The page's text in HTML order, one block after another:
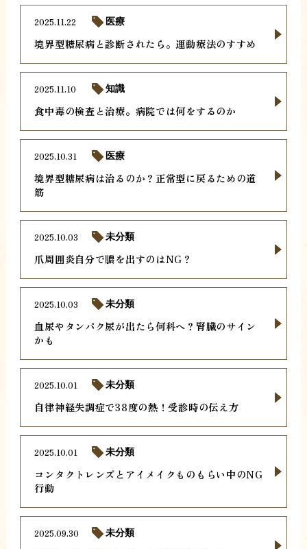
境界型糖尿病と診断されたら。運動療法のすすめ
2025.11.22 医療
食中毒の検査と治療。病院では何をするのか
2025.11.10 知識
境界型糖尿病は治るのか？正常型に戻るための道
筋
2025.10.31 医療
爪周囲炎自分で膿を出すのはNG？
2025.10.03 未分類
血尿やタンパク尿が出たら何科へ？腎臓のサイン
かも
2025.10.03 未分類
自律神経失調症で38度の熱！受診時の伝え方
2025.10.01 未分類
コンタクトレンズとアイメイクものもらい中のNG
行動
2025.10.01 未分類
2025.09.30 未分類